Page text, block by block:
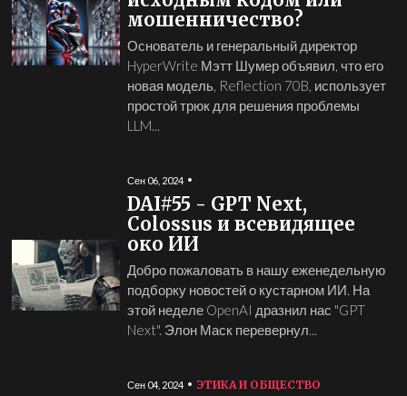
мошенничество?
Основатель и генеральный директор
HyperWrite Мэтт Шумер объявил, что его
новая модель, Reflection 70B, использует
простой трюк для решения проблемы
LLM...
Сен 06, 2024
DAI#55 - GPT Next,
Colossus и всевидящее
око ИИ
Добро пожаловать в нашу еженедельную
подборку новостей о кустарном ИИ. На
этой неделе OpenAI дразнил нас "GPT
Next". Элон Маск перевернул...
Сен 04, 2024 ЭТИКА И ОБЩЕСТВО